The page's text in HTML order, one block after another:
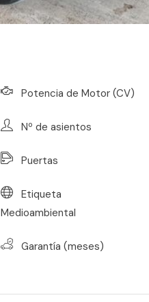
Potencia de Motor (CV)
Nº de asientos
Puertas
Etiqueta
Medioambiental
Garantía (meses)